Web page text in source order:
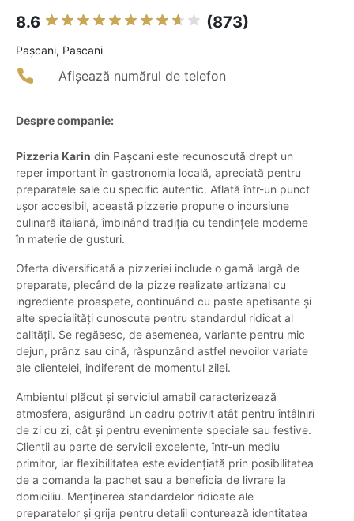
8.6 (873)
Paşcani, Pascani
Afișează numărul de telefon
Despre companie:
Pizzeria Karin din Pașcani este recunoscută drept un
reper important în gastronomia locală, apreciată pentru
preparatele sale cu specific autentic. Aflată într-un punct
ușor accesibil, această pizzerie propune o incursiune
culinară italiană, îmbinând tradiția cu tendințele moderne
în materie de gusturi.
Oferta diversificată a pizzeriei include o gamă largă de
preparate, plecând de la pizze realizate artizanal cu
ingrediente proaspete, continuând cu paste apetisante și
alte specialități cunoscute pentru standardul ridicat al
calității. Se regăsesc, de asemenea, variante pentru mic
dejun, prânz sau cină, răspunzând astfel nevoilor variate
ale clientelei, indiferent de momentul zilei.
Ambientul plăcut și serviciul amabil caracterizează
atmosfera, asigurând un cadru potrivit atât pentru întâlniri
de zi cu zi, cât și pentru evenimente speciale sau festive.
Clienții au parte de servicii excelente, într-un mediu
primitor, iar flexibilitatea este evidențiată prin posibilitatea
de a comanda la pachet sau a beneficia de livrare la
domiciliu. Menținerea standardelor ridicate ale
preparatelor și grija pentru detalii conturează identitatea